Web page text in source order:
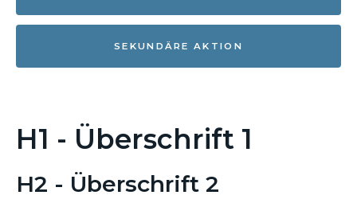
SEKUNDÄRE AKTION
H1 - Überschrift 1
H2 - Überschrift 2